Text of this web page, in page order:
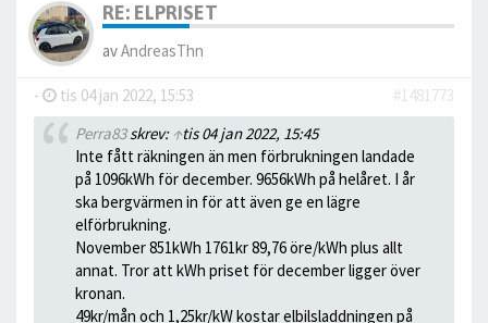
RE: ELPRISET
avAndreasThn
- tis 04 jan 2022, 15:53
#1481773
Perra83skrev: ↑tis 04 jan 2022, 15:45
Inte fått räkningen än men förbrukningen landade
på 1096kWh för december. 9656kWh på helåret. I år
ska bergvärmen in för att även ge en lägre
elförbrukning.
November 851kWh 1761kr 89,76 öre/kWh plus allt
annat. Tror att kWh priset för december ligger över
kronan.
49kr/mån och 1,25kr/kW kostar elbilsladdningen på